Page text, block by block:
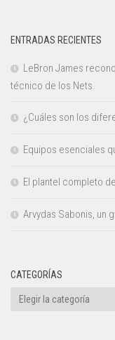
ENTRADAS RECIENTES
LeBron James
técnico de los Nets.
¿Cuáles son los
Equipos esenciales
El plantel completo
Arvydas Sabonis, un
CATEGORÍAS
Categorías